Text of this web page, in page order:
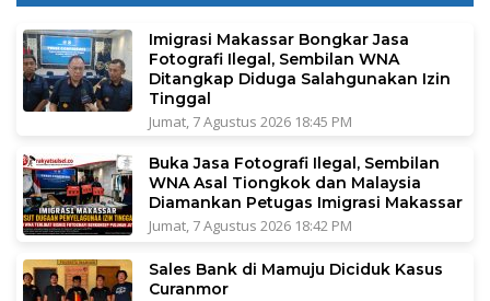
Imigrasi Makassar Bongkar Jasa
Fotografi Ilegal, Sembilan WNA
Ditangkap Diduga Salahgunakan Izin
Tinggal
Jumat, 7 Agustus 2026 18:45 PM
Buka Jasa Fotografi Ilegal, Sembilan
WNA Asal Tiongkok dan Malaysia
Diamankan Petugas Imigrasi Makassar
Jumat, 7 Agustus 2026 18:42 PM
Sales Bank di Mamuju Diciduk Kasus
Curanmor